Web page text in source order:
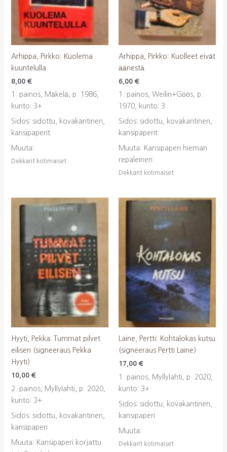
Arhippa, Pirkko: Kuolema
kuuntelulla
8,00 €
1. painos, Mäkelä, p. 1986,
kunto: 3+
Sidos: sidottu, kovakantinen,
kansipaperit
Muuta:
Dekkarit kotimaiset
Arhippa, Pirkko: Kuolleet eivät
äänestä
6,00 €
1. painos, Weilin+Göös, p.
1970, kunto: 3
Sidos: sidottu, kovakantinen,
kansipaperit
Muuta: Kansipaperi hieman
repaleinen
Dekkarit kotimaiset
Hyyti, Pekka: Tummat pilvet
eilisen (signeeraus Pekka
Hyyti)
10,00 €
2. painos, Myllylahti, p. 2020,
kunto: 3+
Sidos: sidottu, kovakantinen,
kansipaperi
Muuta: Kansipaperi korjattu
Laine, Pertti: Kohtalokas kutsu
(signeeraus Pertti Laine)
17,00 €
1. painos, Myllylahti, p. 2020,
kunto: 3+
Sidos: sidottu, kovakantinen,
kansipaperi
Muuta:
Dekkarit kotimaiset